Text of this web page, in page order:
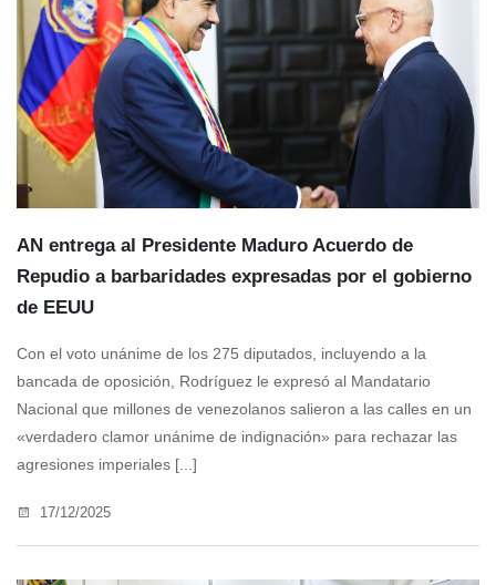
AN entrega al Presidente Maduro Acuerdo de
Repudio a barbaridades expresadas por el gobierno
de EEUU
Con el voto unánime de los 275 diputados, incluyendo a la
bancada de oposición, Rodríguez le expresó al Mandatario
Nacional que millones de venezolanos salieron a las calles en un
«verdadero clamor unánime de indignación» para rechazar las
agresiones imperiales [...]
17/12/2025